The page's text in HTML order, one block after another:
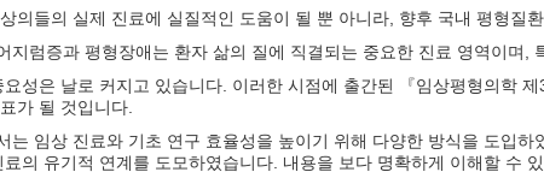
의들의 실제 진료에 실질적인 도움이 될 뿐 아니라, 향후 국내 평형질
지럼증과 평형장애는 환자 삶의 질에 직결되는 중요한 진료 영역이며,
요성은 날로 커지고 있습니다. 이러한 시점에 출간된 『임상평형의학
가 될 것입니다.
는 임상 진료와 기초 연구 효율성을 높이기 위해 다양한 방식을 도입
의 유기적 연계를 도모하였습니다. 내용을 보다 명확하게 이해할 수